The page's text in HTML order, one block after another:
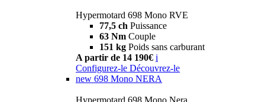
Hypermotard 698 Mono RVE
77,5 ch Puissance
63 Nm Couple
151 kg Poids sans carburant
A partir de 14 190€ i
Configurez-le Découvrez-le
new 698 Mono NERA
Hypermotard 698 Mono Nera